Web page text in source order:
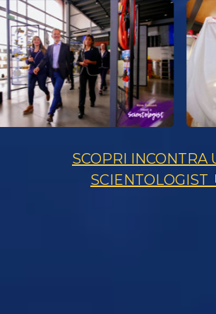
SCOPRI INCONTRA
SCIENTOLOGIST